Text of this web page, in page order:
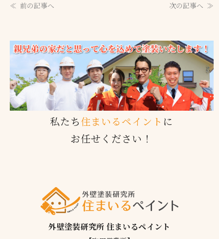
前の記事へ 次の記事へ
私たち住まいるペイント に
お任せください！
外壁塗装研究所 住まいるペイント